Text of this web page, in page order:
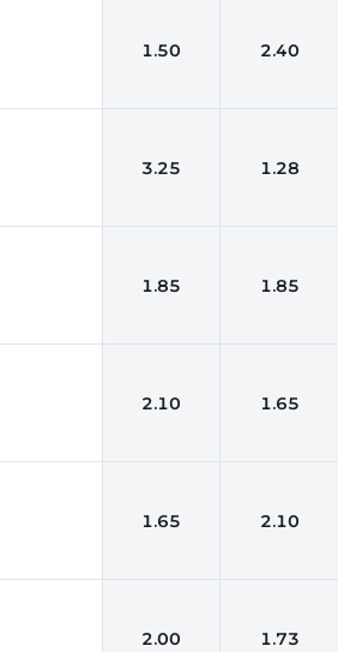
1.50 2.40
3.25 1.28
1.85 1.85
2.10 1.65
1.65 2.10
2.00 1.73